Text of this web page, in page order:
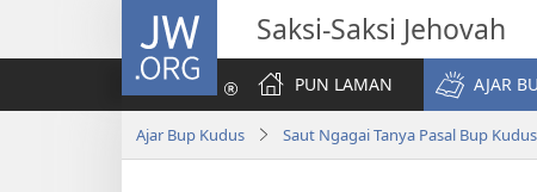
JW.ORG Saksi-Saksi Jehovah
PUN LAMAN
AJAR
Ajar Bup Kudus Saut Ngagai Tanya Pasal Bup Kudus